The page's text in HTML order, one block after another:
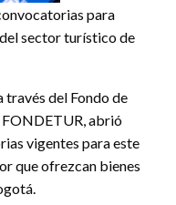
para
sector turístico de
del Fondo de
abrió
vigentes para este
que ofrezcan bienes